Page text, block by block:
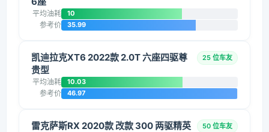
平均油耗 10
参考价 35.99
凯迪拉克XT6 2022款 2.0T 六座四驱尊
贵型
25 位车友
平均油耗 10.03
参考价 46.97
雷克萨斯RX 2020款 改款 300 两驱精英
50 位车友